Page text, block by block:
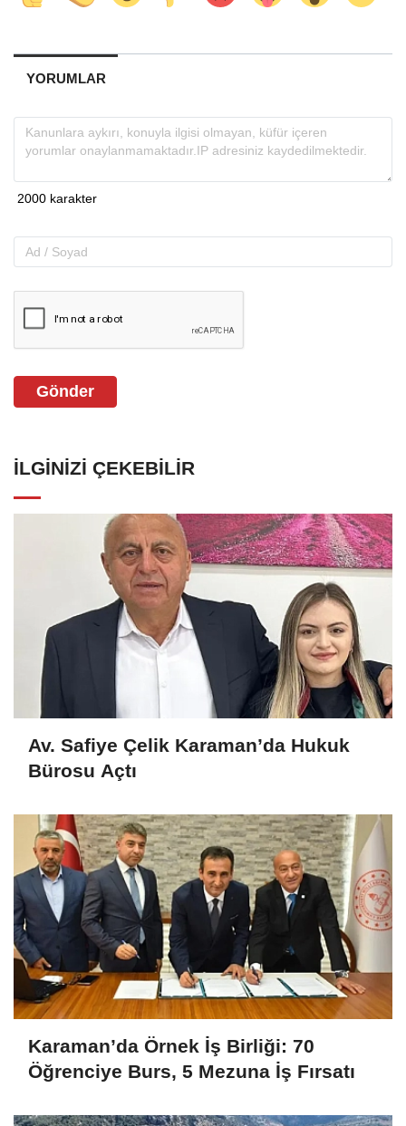
YORUMLAR
Gönder
İLGINIZI ÇEKEBILIR
Av. Safiye Çelik Karaman’da Hukuk
Bürosu Açtı
Karaman’da Örnek İş Birliği: 70
Öğrenciye Burs, 5 Mezuna İş Fırsatı